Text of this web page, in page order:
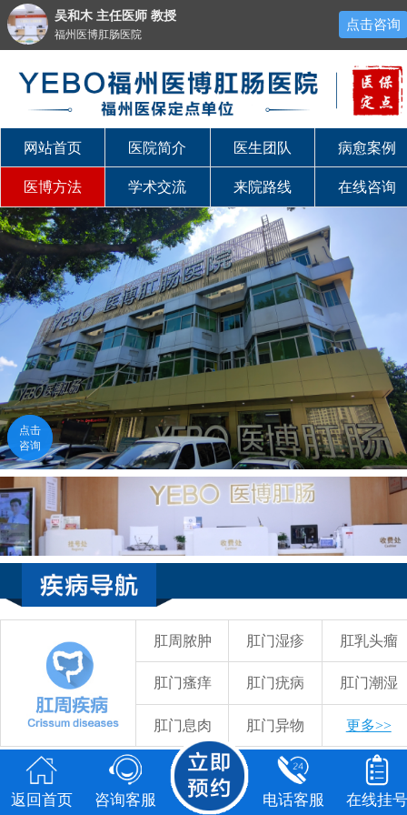
点击
咨询
福州医博肛肠医院
点击咨询